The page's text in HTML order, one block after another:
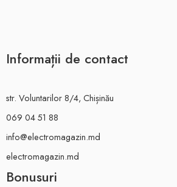
Informații de contact
str. Voluntarilor 8/4, Chișinău
069 04 51 88
info@electromagazin.md
electromagazin.md
Bonusuri